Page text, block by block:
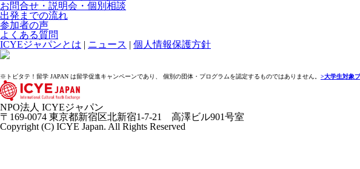
お問合せ・説明会・個別相談
出発までの流れ
参加者の声
よくある質問
ICYEジャパンとは | ニュース | 個人情報保護方針
※トビタテ！留学 JAPAN は留学促進キャンペーンであり、 個別の団体・プログラムを認定するものではありません。 >大学生対象
NPO法人 ICYEジャパン
〒169-0074 東京都新宿区北新宿1-7-21 高澤ビル901号室
Copyright (C) ICYE Japan. All Rights Reserved